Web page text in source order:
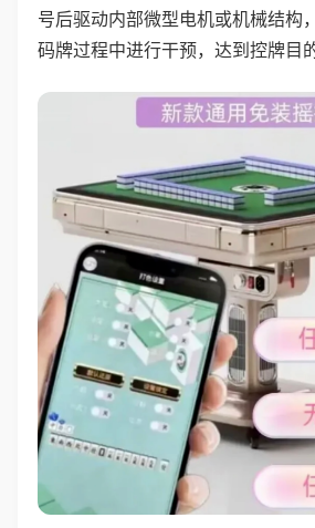
号后驱动内部微型电机或机械结构
码牌过程中进行干预，达到控牌目的